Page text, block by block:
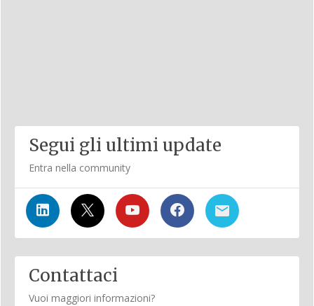
Segui gli ultimi update
Entra nella community
Contattaci
Vuoi maggiori informazioni?